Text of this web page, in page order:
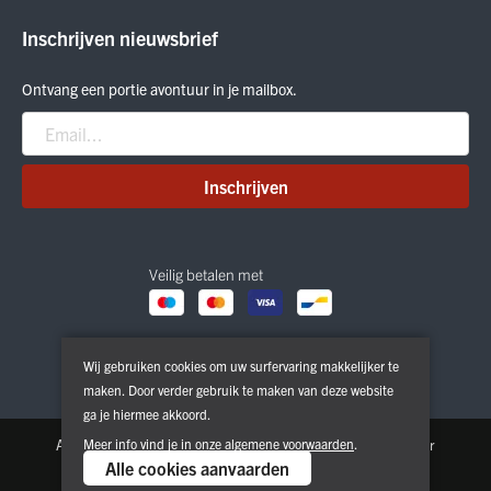
Smartwool
Nitro
Peak Performance
Patagonia
Veilig betalen met
Inschrijven nieuwsbrief
Ontvang een portie avontuur in je mailbox.
Inschrijven
Algemene voorwaarden Privacy & Cookie Policy Disclaimer
Copyright © 2026. All Rights Reserved | Powered by
Wij gebruiken cookies om uw surfervaring makkelijker te
maken. Door verder gebruik te maken van deze website
ga je hiermee akkoord.
Meer info vind je in onze algemene voorwaarden.
Alle cookies aanvaarden